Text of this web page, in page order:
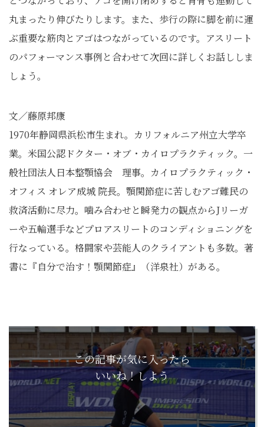
丸まったり伸びたりします。また、歩行の際に脚を前に運
ぶ重要な筋肉とアゴはつながっているのです。アスリート
のパフォーマンス事例と合わせて次回に詳しくお話ししま
しょう。
文／藤原邦康
1970年静岡県浜松市生まれ。カリフォルニア州立大学卒
業。米国公認ドクター・オブ・カイロプラクティック。一
般社団法人日本整顎協会 理事。カイロプラクティック・
オフィス オレア成城 院長。顎関節症に苦しむアゴ難民の
救済活動に尽力。噛み合わせと瞬発力の観点からJリーガ
ーや五輪選手などプロアスリートのコンディショニングを
行なっている。格闘家や芸能人のクライアントも多数。著
書に『自分で治す！顎関節症』（洋泉社）がある。
この記事が気に入ったら
いいね！しよう